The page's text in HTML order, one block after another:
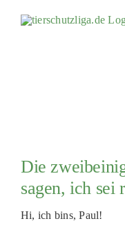
Die
sagen, ich sei
Hi, ich bins, Paul!